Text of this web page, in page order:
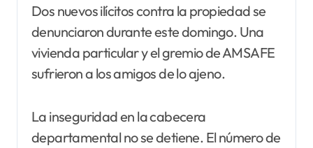
Dos nuevos ilícitos contra la propiedad se
denunciaron durante este domingo. Una
vivienda particular y el gremio de AMSAFE
sufrieron a los amigos de lo ajeno.
La inseguridad en la cabecera
departamental no se detiene. El número de